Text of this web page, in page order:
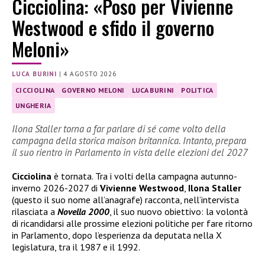
Cicciolina: «Poso per Vivienne
Westwood e sfido il governo
Meloni»
LUCA BURINI |4 AGOSTO 2026
CICCIOLINA GOVERNO MELONI LUCA BURINI
POLITICA
UNGHERIA
Ilona Staller torna a far parlare di sé come volto della
campagna della storica maison britannica. Intanto, prepara
il suo rientro in Parlamento in vista delle elezioni del 2027
Cicciolina è tornata. Tra i volti della campagna autunno-
inverno 2026-2027 di Vivienne Westwood, Ilona Staller
(questo il suo nome all’anagrafe) racconta, nell’intervista
rilasciata a Novella 2000, il suo nuovo obiettivo: la volontà
di ricandidarsi alle prossime elezioni politiche per fare ritorno
in Parlamento, dopo l’esperienza da deputata nella X
legislatura, tra il 1987 e il 1992.